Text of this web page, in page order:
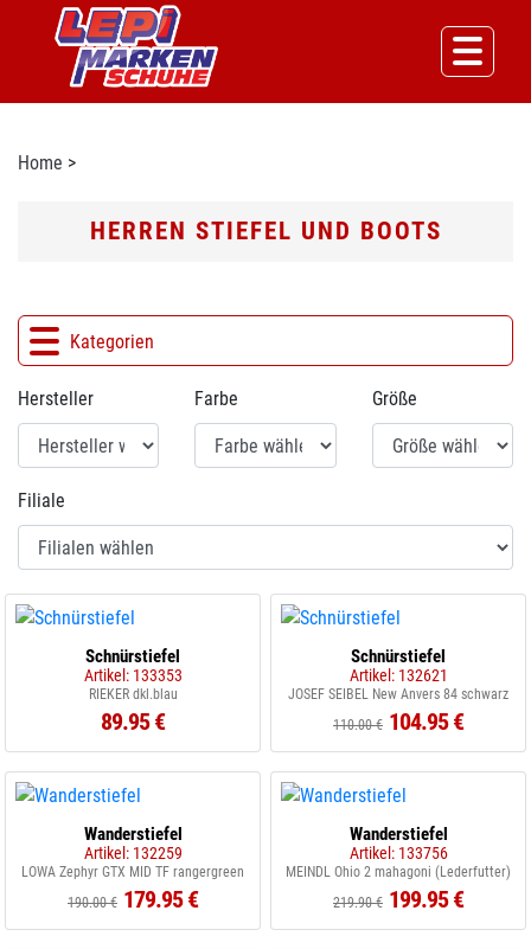
Home >
HERREN STIEFEL UND BOOTS
Kategorien
Hersteller Farbe Größe
Filiale
Schnürstiefel
Artikel: 133353
RIEKER dkl.blau
89.95 €
Schnürstiefel
Artikel: 132621
JOSEF SEIBEL New Anvers 84 schwarz
110.00 € 104.95 €
Wanderstiefel
Artikel: 132259
LOWA Zephyr GTX MID TF rangergreen
190.00 € 179.95 €
Wanderstiefel
Artikel: 133756
MEINDL Ohio 2 mahagoni (Lederfutter)
219.90 € 199.95 €